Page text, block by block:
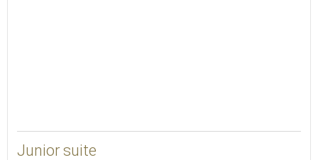
Junior suite